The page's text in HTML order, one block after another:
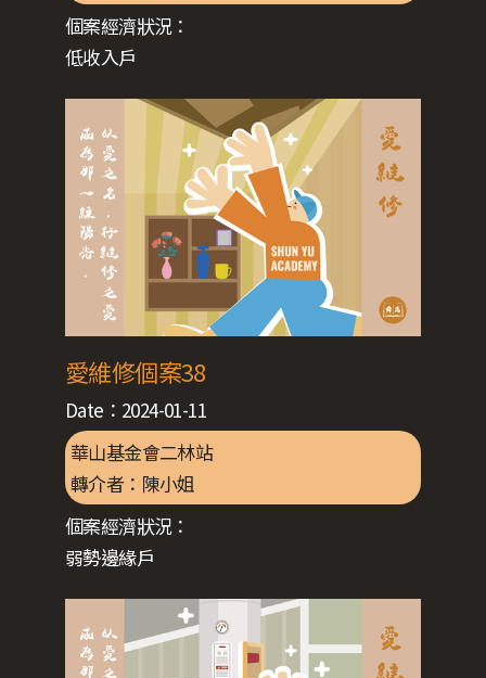
個案經濟狀況：
低收入戶
愛維修個案38
Date： 2024-01-11
華山基金會二林站
轉介者： 陳小姐
個案經濟狀況：
弱勢邊緣戶